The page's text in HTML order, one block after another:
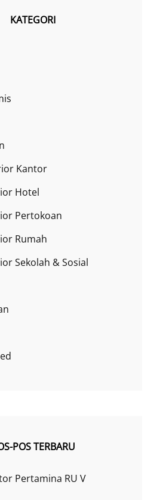
KATEGORI
Kantor
Hotel
Pertokoan
Rumah
Sekolah & Sosial
POS TERBARU
Pertamina RU V